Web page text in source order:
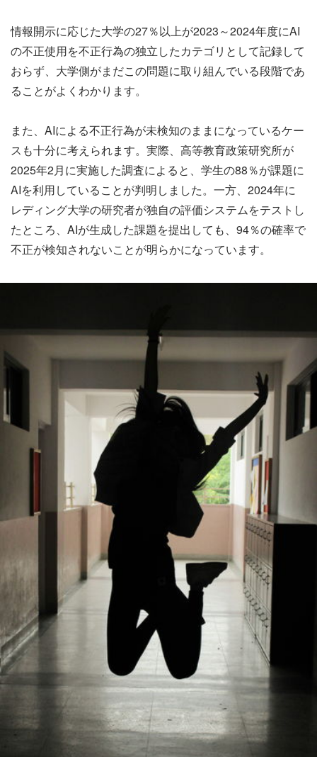
情報開示に応じた大学の27％以上が2023～2024年度にAI
の不正使用を不正行為の独立したカテゴリとして記録して
おらず、大学側がまだこの問題に取り組んでいる段階であ
ることがよくわかります。
また、AIによる不正行為が未検知のままになっているケー
スも十分に考えられます。実際、高等教育政策研究所が
2025年2月に実施した調査によると、学生の88％が課題に
AIを利用していることが判明しました。一方、2024年に
レディング大学の研究者が独自の評価システムをテストし
たところ、AIが生成した課題を提出しても、94％の確率で
不正が検知されないことが明らかになっています。